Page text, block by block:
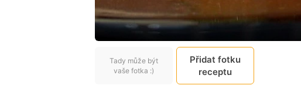
Tady může být
vaše fotka :)
Přidat fotku
receptu